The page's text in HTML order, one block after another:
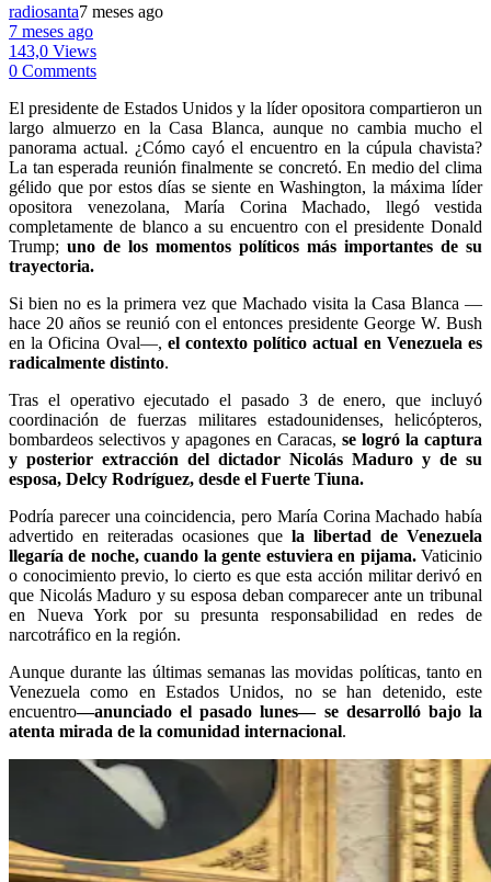
radiosanta7 meses ago
7 meses ago
143,0 Views
0 Comments
El presidente de Estados Unidos y la líder opositora compartieron un
largo almuerzo en la Casa Blanca, aunque no cambia mucho el
panorama actual. ¿Cómo cayó el encuentro en la cúpula chavista?
La tan esperada reunión finalmente se concretó. En medio del clima
gélido que por estos días se siente en Washington, la máxima líder
opositora venezolana, María Corina Machado, llegó vestida
completamente de blanco a su encuentro con el presidente Donald
Trump; uno de los momentos políticos más importantes de su
trayectoria.
Si bien no es la primera vez que Machado visita la Casa Blanca —
hace 20 años se reunió con el entonces presidente George W. Bush
en la Oficina Oval—, el contexto político actual en Venezuela es
radicalmente distinto.
Tras el operativo ejecutado el pasado 3 de enero, que incluyó
coordinación de fuerzas militares estadounidenses, helicópteros,
bombardeos selectivos y apagones en Caracas, se logró la captura
y posterior extracción del dictador Nicolás Maduro y de su
esposa, Delcy Rodríguez, desde el Fuerte Tiuna.
Podría parecer una coincidencia, pero María Corina Machado había
advertido en reiteradas ocasiones que la libertad de Venezuela
llegaría de noche, cuando la gente estuviera en pijama. Vaticinio
o conocimiento previo, lo cierto es que esta acción militar derivó en
que Nicolás Maduro y su esposa deban comparecer ante un tribunal
en Nueva York por su presunta responsabilidad en redes de
narcotráfico en la región.
Aunque durante las últimas semanas las movidas políticas, tanto en
Venezuela como en Estados Unidos, no se han detenido, este
encuentro—anunciado el pasado lunes— se desarrolló bajo la
atenta mirada de la comunidad internacional.